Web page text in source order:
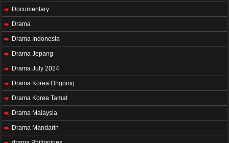
Documentary
Drama
Drama Indonesia
Drama Jepang
Drama July 2024
Drama Korea Ongoing
Drama Korea Tamat
Drama Malaysia
Drama Mandarin